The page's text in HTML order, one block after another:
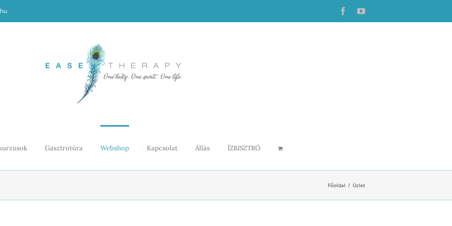
FacebookYouTube
Gasztrotúra Webshop Kapcsolat Állás ÍZBISZTRÓ
Főoldal Üzlet